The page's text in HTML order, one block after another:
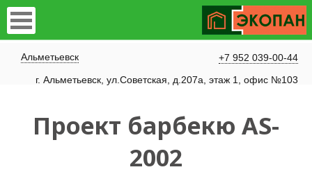
Альметьевск
+7 952 039-00-44
г. Альметьевск, ул.Советская, д.207а, этаж 1, офис №103
Проект барбекю AS-
2002